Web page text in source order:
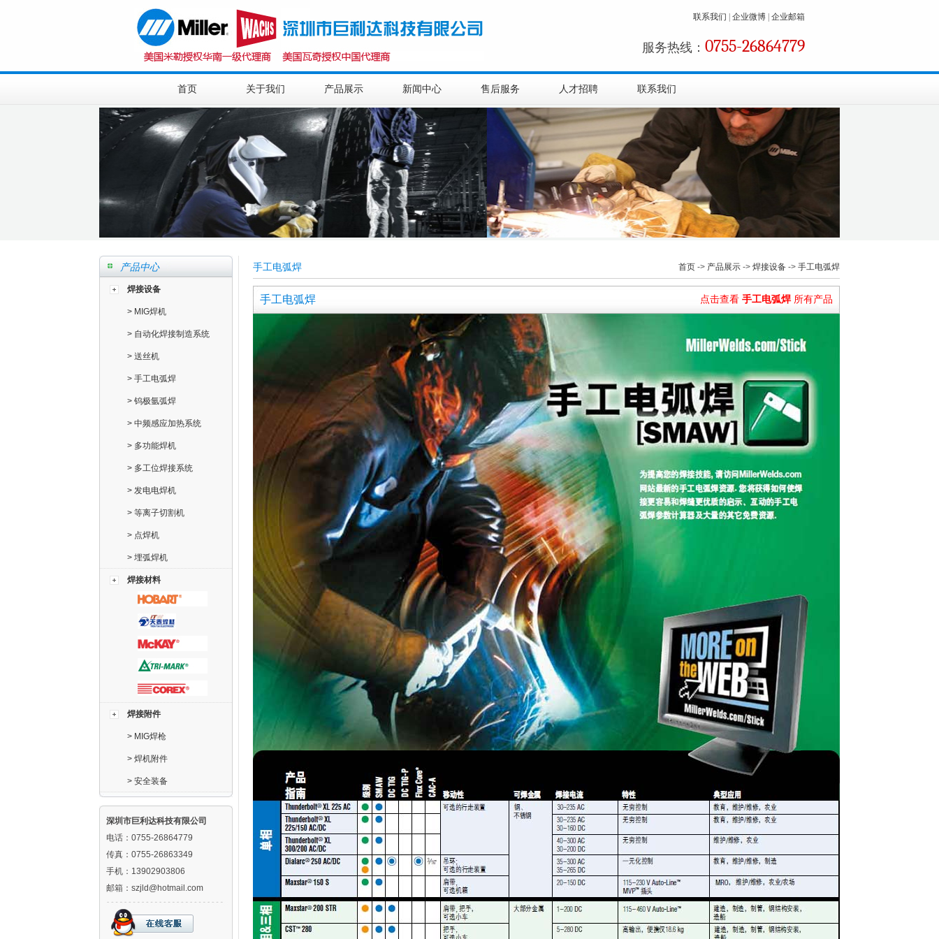
联系我们 企业微博 企业邮箱
服务热线： 0755-26864779
首页 关于我们 产品展示 新闻中心 售后服务 人才招聘 联系我们
产品中心
焊接设备
> MIG焊机
> 自动化焊接制造系统
> 送丝机
> 手工电弧焊
> 钨极氩弧焊
> 中频感应加热系统
> 多功能焊机
> 多工位焊接系统
> 发电电焊机
> 等离子切割机
> 点焊机
> 埋弧焊机
焊接材料
焊接附件
> MIG焊枪
> 焊机附件
> 安全装备
深圳市巨利达科技有限公司
电话：0755-26864779
传真：0755-26863349
手机：13902903806
邮箱：szjld@hotmail.com
首页 -> 产品展示 -> 焊接设备 -> 手工电弧焊
手工电弧焊
手工电弧焊 点击查看 手工电弧焊所有产品